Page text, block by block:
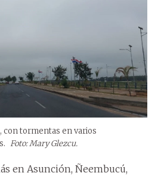
con tormentas en varios
Foto: Mary Glezcu.
en Asunción, Ñeembucú,